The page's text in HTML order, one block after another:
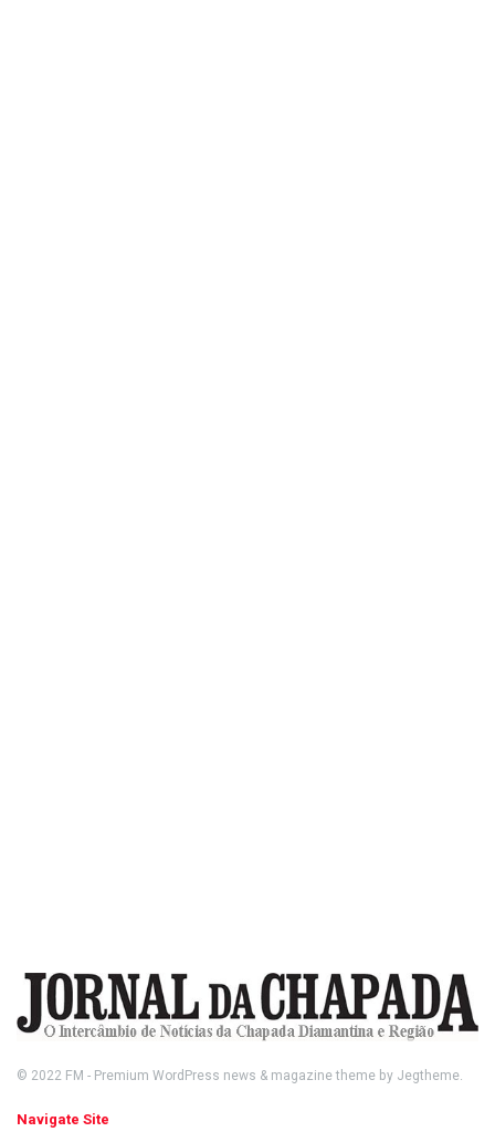
© 2022 FM - Premium WordPress news & magazine theme by Jegtheme.
Navigate Site